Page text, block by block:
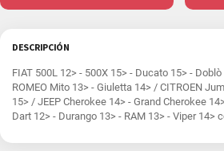
DESCRIPCIÓN
FIAT 500L 12> - 500X 15> - Ducato 15> -
ROMEO Mito 13> - Giuletta 14> / CITROEN
15> / JEEP Cherokee 14> - Grand Cherokee
Dart 12> - Durango 13> - RAM 13> - Viper 14>